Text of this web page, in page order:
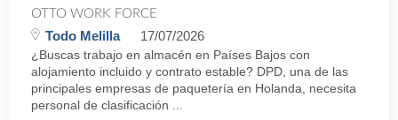
OTTO WORK FORCE
Todo Melilla 17/07/2026
¿Buscas trabajo en almacén en Países Bajos con
alojamiento incluido y contrato estable? DPD, una de las
principales empresas de paquetería en Holanda, necesita
personal de clasificación ...